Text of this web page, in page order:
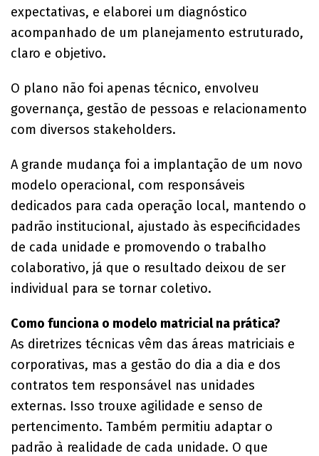
expectativas, e elaborei um diagnóstico
acompanhado de um planejamento estruturado,
claro e objetivo.
O plano não foi apenas técnico, envolveu
governança, gestão de pessoas e relacionamento
com diversos stakeholders.
A grande mudança foi a implantação de um novo
modelo operacional, com responsáveis
dedicados para cada operação local, mantendo o
padrão institucional, ajustado às especificidades
de cada unidade e promovendo o trabalho
colaborativo, já que o resultado deixou de ser
individual para se tornar coletivo.
Como funciona o modelo matricial na prática?
As diretrizes técnicas vêm das áreas matriciais e
corporativas, mas a gestão do dia a dia e dos
contratos tem responsável nas unidades
externas. Isso trouxe agilidade e senso de
pertencimento. Também permitiu adaptar o
padrão à realidade de cada unidade. O que